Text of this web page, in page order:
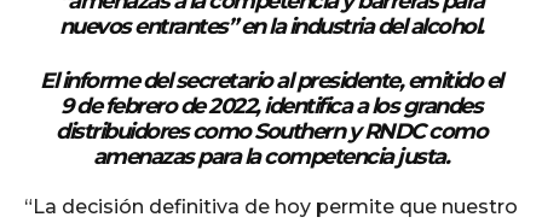
nuevos entrantes” en la industria del alcohol.
El informe del secretario al presidente, emitido el
9 de febrero de 2022, identifica a los grandes
distribuidores como Southern y RNDC como
amenazas para la competencia justa.
“La decisión definitiva de hoy permite que nuestro